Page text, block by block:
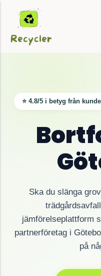
⭐ 4.8/5 i betyg från
Ska du slänga
jämförelseplattform
partnerföretag i
på